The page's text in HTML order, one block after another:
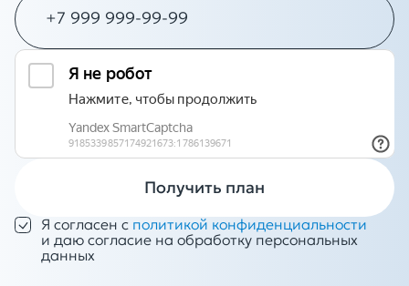
Получить план
Я согласен с политикой конфиденциальности
и даю согласие на обработку персональных
данных